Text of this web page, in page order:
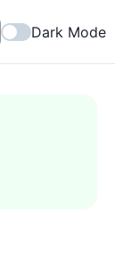
Dark Mode